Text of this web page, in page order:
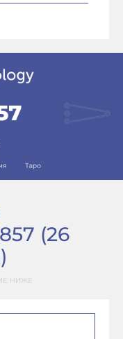
(26
НИЖЕ